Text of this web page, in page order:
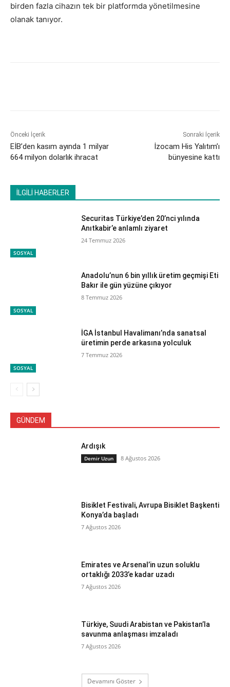
birden fazla cihazın tek bir platformda yönetilmesine
olanak tanıyor.
Önceki İçerik
EİB’den kasım ayında 1 milyar
664 milyon dolarlık ihracat
Sonraki İçerik
İzocam His Yalıtım’ı
bünyesine kattı
İLGİLİ HABERLER
SOSYAL
Securitas Türkiye’den 20’nci yılında
Anıtkabir’e anlamlı ziyaret
24 Temmuz 2026
SOSYAL
Anadolu’nun 6 bin yıllık üretim geçmişi Eti
Bakır ile gün yüzüne çıkıyor
8 Temmuz 2026
SOSYAL
İGA İstanbul Havalimanı’nda sanatsal
üretimin perde arkasına yolculuk
7 Temmuz 2026
GÜNDEM
Ardışık
Demir Uzun 8 Ağustos 2026
Bisiklet Festivali, Avrupa Bisiklet Başkenti
Konya’da başladı
7 Ağustos 2026
Emirates ve Arsenal’in uzun soluklu
ortaklığı 2033’e kadar uzadı
7 Ağustos 2026
Türkiye, Suudi Arabistan ve Pakistan’la
savunma anlaşması imzaladı
7 Ağustos 2026
Devamını Göster